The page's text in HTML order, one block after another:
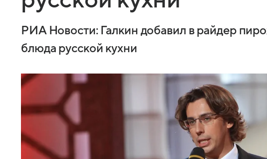
РИА Новости: Галкин добавил в райдер
блюда русской кухни